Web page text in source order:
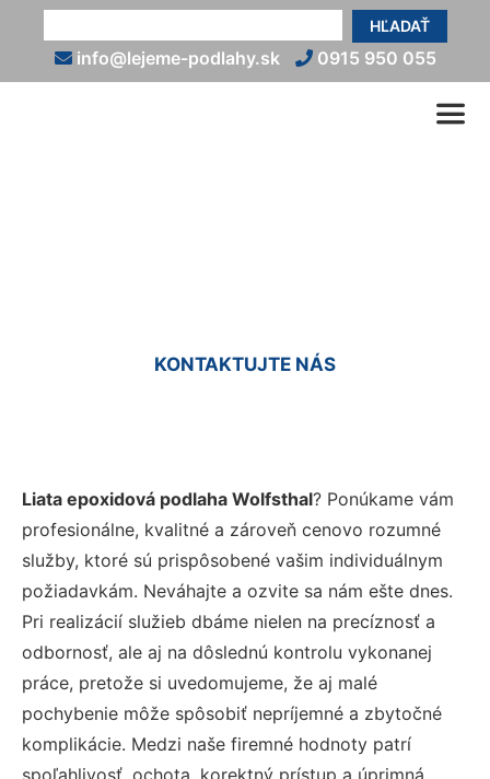
HĽADAŤ
info@lejeme-podlahy.sk 0915 950 055
KONTAKTUJTE NÁS
Liata epoxidová podlaha Wolfsthal? Ponúkame vám
profesionálne, kvalitné a zároveň cenovo rozumné
služby, ktoré sú prispôsobené vašim individuálnym
požiadavkám. Neváhajte a ozvite sa nám ešte dnes.
Pri realizácií služieb dbáme nielen na precíznosť a
odbornosť, ale aj na dôslednú kontrolu vykonanej
práce, pretože si uvedomujeme, že aj malé
pochybenie môže spôsobiť nepríjemné a zbytočné
komplikácie. Medzi naše firemné hodnoty patrí
spoľahlivosť, ochota, korektný prístup a úprimná